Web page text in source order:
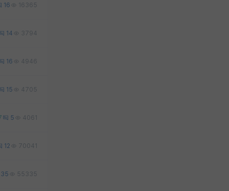
16 16365
14 3794
16 4946
15 4705
5 4061
12 70041
35 55335